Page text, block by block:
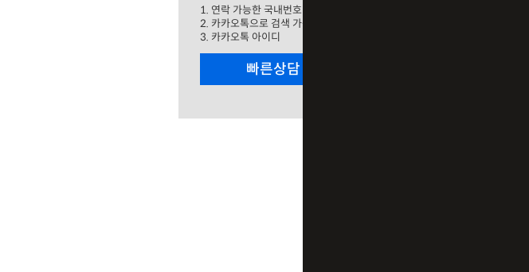
1. 연락 가능한 국내번호
2. 카카오톡으로 검색 가능한 해외번호
3. 카카오톡 아이디